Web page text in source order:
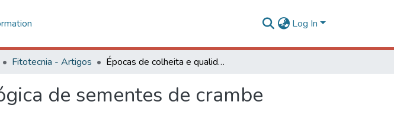
Log In
Fitotecnia - Artigos Épocas de colheita e qualidade fisiológica de sementes de crambe
de sementes de crambe